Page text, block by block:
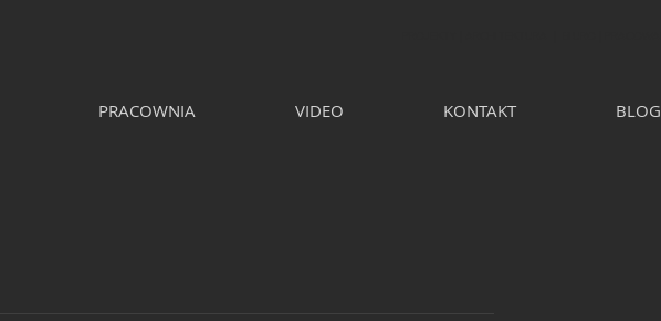
PRACOWNIA VIDEO KONTAKT BLOG